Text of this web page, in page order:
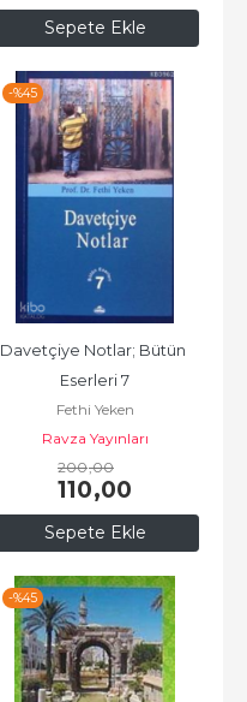
Sepete Ekle
-%45
Sepete Ekle
Davetçiye Notlar; Bütün
Eserleri 7
Fethi Yeken
Ravza Yayınları
200,00
110,00
-%45